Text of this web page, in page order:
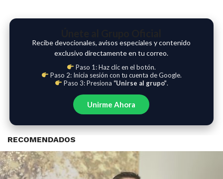
Recibe devocionales, avisos especiales y contenido
exclusivo directamente en tu correo.
Paso 1: Haz clic en el botón.
Paso 2: Inicia sesión con tu cuenta de Google.
Paso 3: Presiona “Unirse al grupo”.
Unirme Ahora
RECOMENDADOS